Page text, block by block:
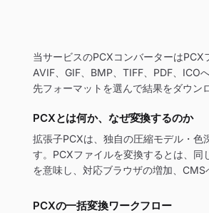
当サービスのPCXコンバーターはPCX
AVIF、GIF、BMP、TIFF、PDF、ICO
先フォーマットを選んで結果をダウン
PCXとは何か、なぜ変換するのか
拡張子PCXは、独自の圧縮モデル・色
す。PCXファイルを変換するとは、同
を意味し、対応ブラウザの増加、
PCXの一括変換ワークフロー